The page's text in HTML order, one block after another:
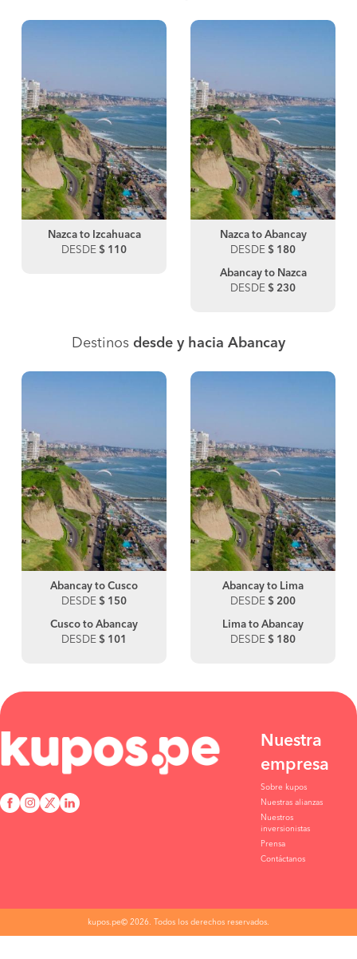
Nazca to Izcahuaca
DESDE $ 110
Nazca to Abancay
DESDE $ 180
Abancay to Nazca
DESDE $ 230
Destinos desde y hacia Abancay
Abancay to Cusco
DESDE $ 150
Cusco to Abancay
DESDE $ 101
Abancay to Lima
DESDE $ 200
Lima to Abancay
DESDE $ 180
Nuestra
empresa
Sobre kupos
Nuestras alianzas
Nuestros
inversionistas
Prensa
Contáctanos
kupos.pe© 2026. Todos los derechos reservados.